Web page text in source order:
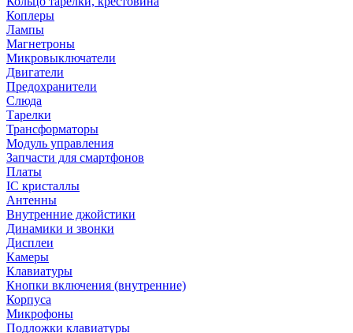
Коплеры
Лампы
Магнетроны
Микровыключатели
Двигатели
Предохранители
Слюда
Тарелки
Трансформаторы
Модуль управления
Запчасти для смартфонов
Платы
IC кристаллы
Антенны
Внутренние джойстики
Динамики и звонки
Дисплеи
Камеры
Клавиатуры
Кнопки включения (внутренние)
Корпуса
Микрофоны
Подложки клавиатуры